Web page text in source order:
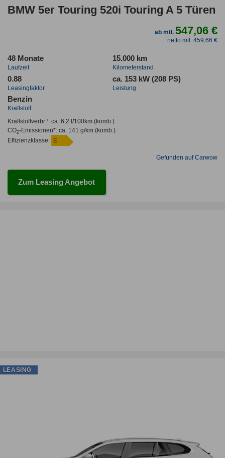
BMW 5er Touring 520i Touring A 5 Türen
ab mtl.547,06 €
netto mtl. 459,66 €
48 Monate
Laufzeit
15.000 km
Kilometerstand
0.88
Leasingfaktor
ca. 153 kW (208 PS)
Leistung
Benzin
Kraftstoff
Kraftstoffverbr.¹: ca. 6,2 l/100km(komb.)
CO2-Emissionen*: ca. 141 g/km(komb.)
Effizienzklasse:
E
Gefunden auf Carwow
Zum Leasing Angebot
LEASING